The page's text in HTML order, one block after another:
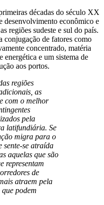
décadas do século XX
desenvolvimento econômico e
regiões sudeste e sul do país.
conjugação de fatores como
concentrado, matéria
energética e um sistema de
aos portos.
regiões
as
com o melhor
pela
latifundiária. Se
migra para o
sente-se atraída
aquelas que são
representam
de
atraem pela
podem